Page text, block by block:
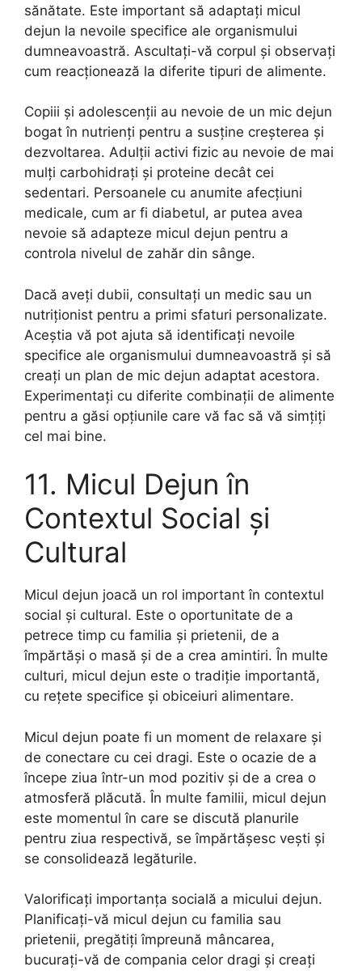
sănătate. Este important să adaptați micul
dejun la nevoile specifice ale organismului
dumneavoastră. Ascultați-vă corpul și observați
cum reacționează la diferite tipuri de alimente.
Copiii și adolescenții au nevoie de un mic dejun
bogat în nutrienți pentru a susține creșterea și
dezvoltarea. Adulții activi fizic au nevoie de mai
mulți carbohidrați și proteine decât cei
sedentari. Persoanele cu anumite afecțiuni
medicale, cum ar fi diabetul, ar putea avea
nevoie să adapteze micul dejun pentru a
controla nivelul de zahăr din sânge.
Dacă aveți dubii, consultați un medic sau un
nutriționist pentru a primi sfaturi personalizate.
Aceștia vă pot ajuta să identificați nevoile
specifice ale organismului dumneavoastră și să
creați un plan de mic dejun adaptat acestora.
Experimentați cu diferite combinații de alimente
pentru a găsi opțiunile care vă fac să vă simțiți
cel mai bine.
11. Micul Dejun în
Contextul Social și
Cultural
Micul dejun joacă un rol important în contextul
social și cultural. Este o oportunitate de a
petrece timp cu familia și prietenii, de a
împărtăși o masă și de a crea amintiri. În multe
culturi, micul dejun este o tradiție importantă,
cu rețete specifice și obiceiuri alimentare.
Micul dejun poate fi un moment de relaxare și
de conectare cu cei dragi. Este o ocazie de a
începe ziua într-un mod pozitiv și de a crea o
atmosferă plăcută. În multe familii, micul dejun
este momentul în care se discută planurile
pentru ziua respectivă, se împărtășesc vești și
se consolidează legăturile.
Valorificați importanța socială a micului dejun.
Planificați-vă micul dejun cu familia sau
prietenii, pregătiți împreună mâncarea,
bucurați-vă de compania celor dragi și creați